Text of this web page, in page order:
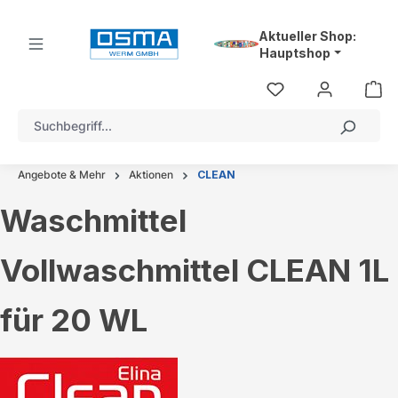
Aktueller Shop:
Hauptshop
Angebote & Mehr Aktionen CLEAN
Waschmittel
Vollwaschmittel CLEAN 1L
für 20 WL